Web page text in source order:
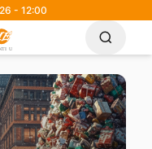
- 12:00